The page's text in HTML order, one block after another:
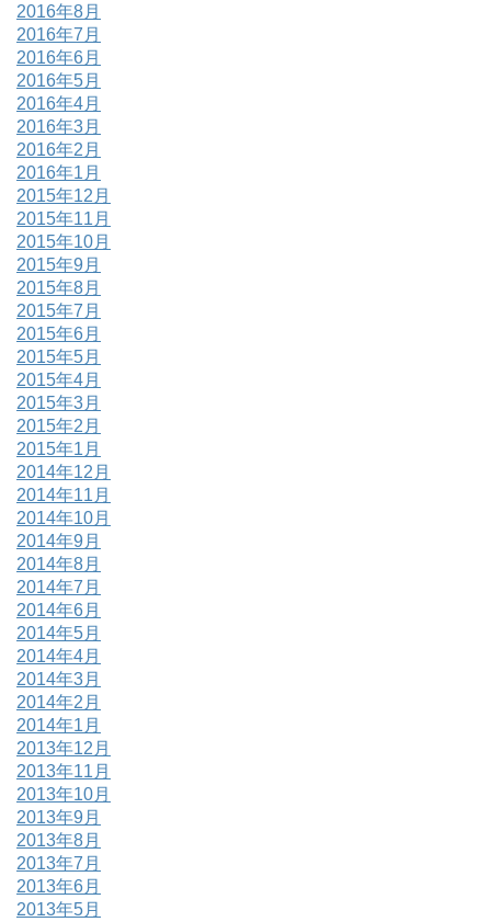
2016年8月
2016年7月
2016年6月
2016年5月
2016年4月
2016年3月
2016年2月
2016年1月
2015年12月
2015年11月
2015年10月
2015年9月
2015年8月
2015年7月
2015年6月
2015年5月
2015年4月
2015年3月
2015年2月
2015年1月
2014年12月
2014年11月
2014年10月
2014年9月
2014年8月
2014年7月
2014年6月
2014年5月
2014年4月
2014年3月
2014年2月
2014年1月
2013年12月
2013年11月
2013年10月
2013年9月
2013年8月
2013年7月
2013年6月
2013年5月